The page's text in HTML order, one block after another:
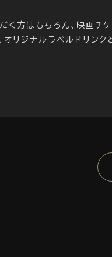
く方はもちろん、映画チ
オリジナルラベルドリン